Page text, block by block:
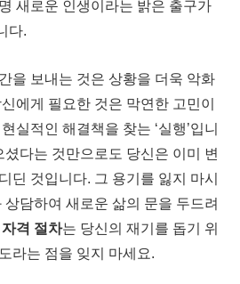
새로운 인생이라는 밝은 출구가
다.
을 보내는 것은 상황을 더욱 악화
에게 필요한 것은 막연한 고민이
실적인 해결책을 찾는 ‘실행’입니
다는 것만으로도 당신은 이미 변
딘 것입니다. 그 용기를 잃지 마시
상담하여 새로운 삶의 문을 두드려
격 절차는 당신의 재기를 돕기 위
라는 점을 잊지 마세요.